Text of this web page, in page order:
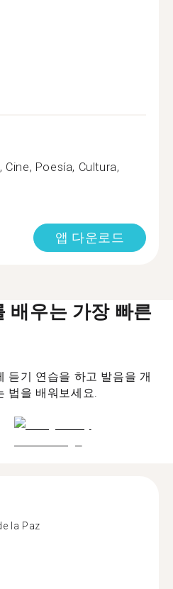
Poesía, Cultura,
앱 다운로드
배우는 가장 빠른
듣기 연습을 하고 발음을 개
법을 배워보세요.
la Paz